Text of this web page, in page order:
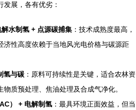
发展，各有优劣：
水制氢 + 点源碳捕集 ：技术成熟度最高，
济性高度依赖于当地风光电价格与碳源距
氢与碳 ：原料可持续性是关键，适合农林资
质预处理、焦油处理及合成气净化。
） + 电解制氢 ：最具环境正面效益，但当